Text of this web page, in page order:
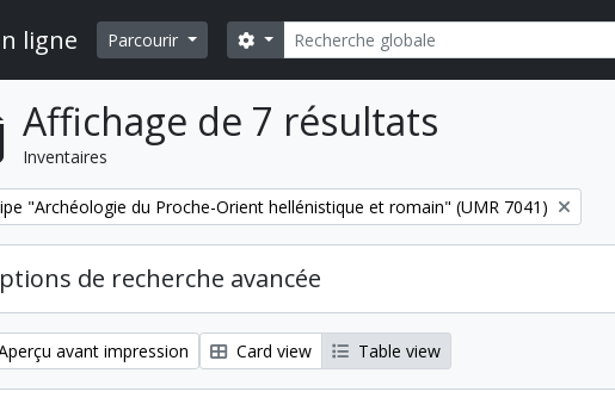
ligne Parcourir Rechercher
Search options
Affichage de 7 résultats
Inventaires
filter:
"Archéologie du Proche-Orient hellénistique et romain" (UMR 7041)
de recherche avancée
avant impression Card view Table view